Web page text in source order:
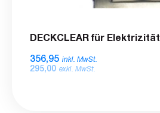
DECKCLEAR für Elektrizität
356,95 inkl. MwSt.
295,00 exkl. MwSt.